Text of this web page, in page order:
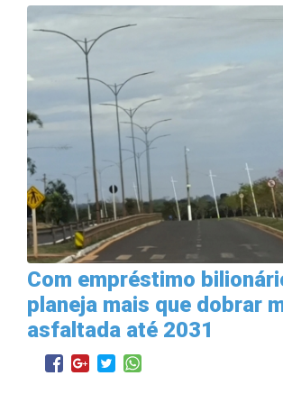
Com empréstimo
planeja mais que dobrar
asfaltada até 2031